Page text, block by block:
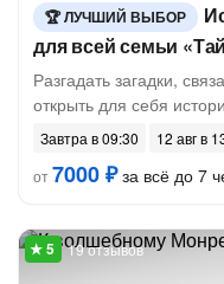
ЛУЧШИЙ ВЫБОР
для всей семьи
Разгадать загадки,
открыть для себя
Завтра в 09:30
12 авг в
от7000 ₽за всё до 7
19 отзывов